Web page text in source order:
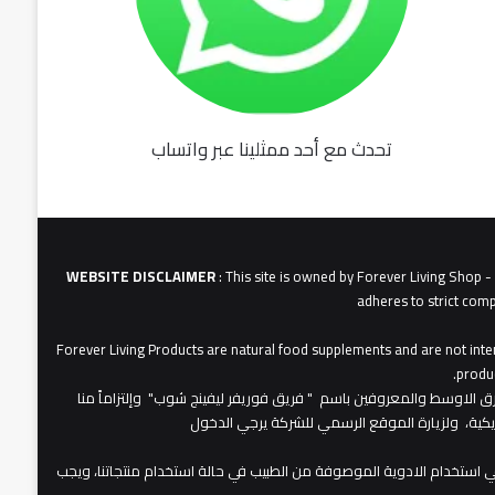
تحدث مع أحد ممثلينا عبر واتساب
WEBSITE DISCLAIMER: This site is owned by Forever Living Shop
adheres to strict
Forever Living Products are natural food supplements and are not
فوريفر لبفينج برودكتس في الشرق الاوسط والمعروفين باسم " فريق فوريفر ليفينج شوب" وإلتزاماً منا
ولزيارة الموقع الرسمي للشركة يرجي الدخول
الادوية الموصوفة من الطبيب في حالة استخدام منتجاتنا، ويجب